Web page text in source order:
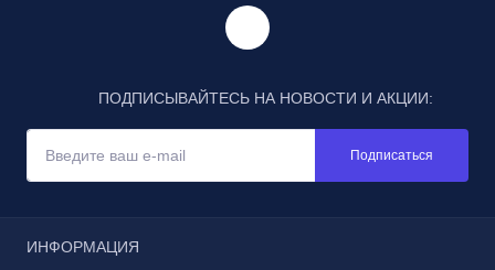
ПОДПИСЫВАЙТЕСЬ НА НОВОСТИ И АКЦИИ:
Подписаться
ИНФОРМАЦИЯ